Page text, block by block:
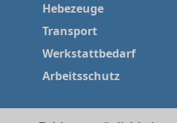
Hebezeuge
Transport
Werkstattbedarf
Arbeitsschutz